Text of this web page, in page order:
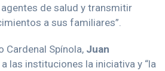
de salud y transmitir
a sus familiares”.
Cardenal Spínola, Juan
las instituciones la iniciativa y “la